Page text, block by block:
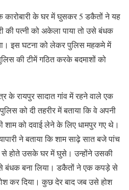
कारोबारी के घर में घुसकर 5 डकैतों ने यह
की पत्नी को अकेला पाया तो उसे बंधक
इस घटना को लेकर पुलिस महकमे में
की टीमें गठित करके बदमाशों को
के रायपुर सादात गांव में रहने वाले एक
को दी तहरीर में बताया कि वे अपनी
को दवाई लेने के लिए धामपुर गए थे।
ने बताया कि शाम साढ़े सात बजे पांच
से होते उसके घर में घुसे। उन्होंने उसकी
बंधक बना लिया। डकैतों ने एक कपड़े से
कर दिया। कुछ देर बाद जब उसे होश